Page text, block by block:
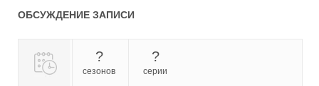
ОБСУЖДЕНИЕ ЗАПИСИ
?
сезонов
?
серии